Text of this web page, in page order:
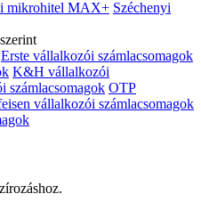
mikrohitel MAX+ Széchenyi
Erste vállalkozói számlacsomagok
K&H vállalkozói
OTP
vállalkozói számlacsomagok